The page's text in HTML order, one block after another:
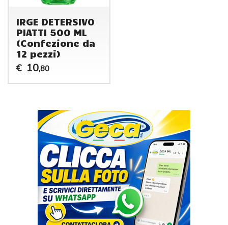
IRGE DETERSIVO
PIATTI 500 ML
(Confezione da
12 pezzi)
€ 10,80